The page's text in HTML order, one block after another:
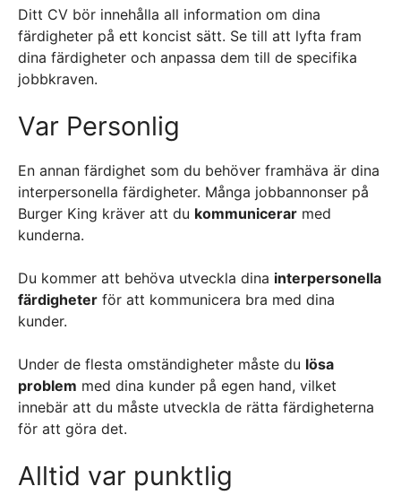
Ditt CV bör innehålla all information om dina
färdigheter på ett koncist sätt. Se till att lyfta fram
dina färdigheter och anpassa dem till de specifika
jobbkraven.
Var Personlig
En annan färdighet som du behöver framhäva är dina
interpersonella färdigheter. Många jobbannonser på
Burger King kräver att du kommunicerar med
kunderna.
Du kommer att behöva utveckla dina interpersonella
färdigheter för att kommunicera bra med dina
kunder.
Under de flesta omständigheter måste du lösa
problem med dina kunder på egen hand, vilket
innebär att du måste utveckla de rätta färdigheterna
för att göra det.
Alltid var punktlig